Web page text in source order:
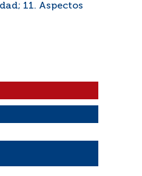
11. Aspectos